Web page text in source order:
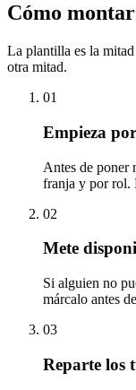
Cómo
La plantilla es la
otra mitad.
01
Empieza
Antes de poner
franja y por rol.
02
Mete
Si alguien no
márcalo antes
03
Reparte los